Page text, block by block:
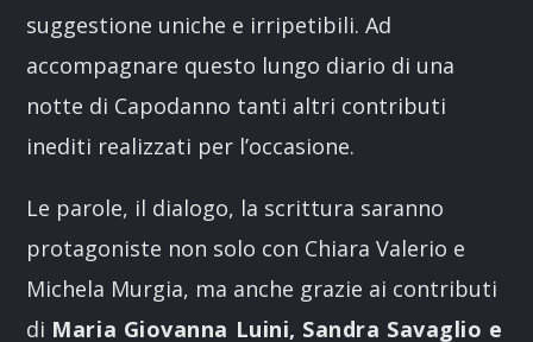
suggestione uniche e irripetibili. Ad
accompagnare questo lungo diario di una
notte di Capodanno tanti altri contributi
inediti realizzati per l’occasione.
Le parole, il dialogo, la scrittura saranno
protagoniste non solo con Chiara Valerio e
Michela Murgia, ma anche grazie ai contributi
di Maria Giovanna Luini, Sandra Savaglio e